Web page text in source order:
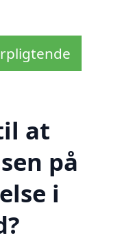
at
på
i